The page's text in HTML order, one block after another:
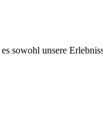
sowohl unsere